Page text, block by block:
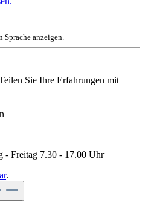
anzeigen.
Sie Ihre Erfahrungen mit
- Freitag 7.30 - 17.00 Uhr
.